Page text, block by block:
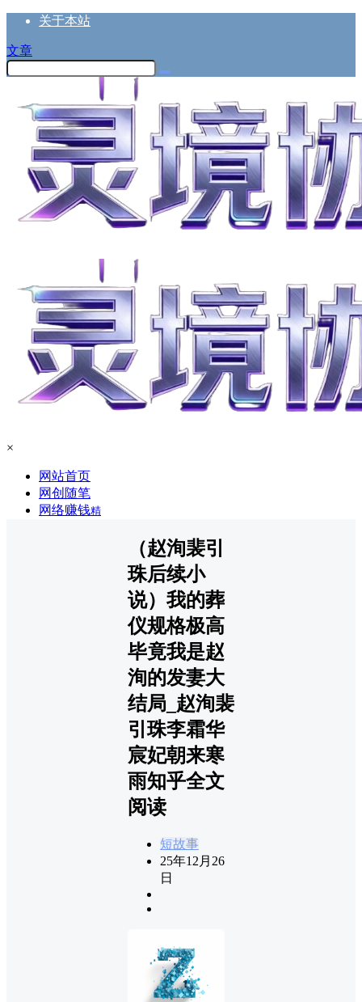
关于本站
文章
×
网站首页
网创随笔
网络赚钱精
（赵洵裴引
珠后续小
说）我的葬
仪规格极高
毕竟我是赵
洵的发妻大
结局_赵洵裴
引珠李霜华
宸妃朝来寒
雨知乎全文
阅读
短故事
25年12月26
日